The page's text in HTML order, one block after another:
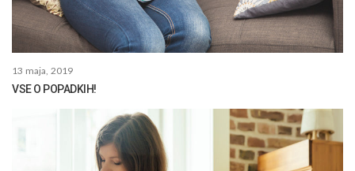
13 maja, 2019
VSE O POPADKIH!